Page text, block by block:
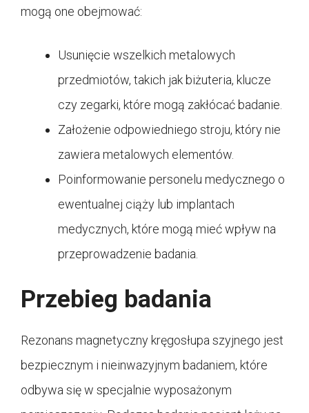
mogą one obejmować:
Usunięcie wszelkich metalowych
przedmiotów, takich jak biżuteria, klucze
czy zegarki, które mogą zakłócać badanie.
Założenie odpowiedniego stroju, który nie
zawiera metalowych elementów.
Poinformowanie personelu medycznego o
ewentualnej ciąży lub implantach
medycznych, które mogą mieć wpływ na
przeprowadzenie badania.
Przebieg badania
Rezonans magnetyczny kręgosłupa szyjnego jest
bezpiecznym i nieinwazyjnym badaniem, które
odbywa się w specjalnie wyposażonym